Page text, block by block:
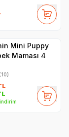
Mini Puppy
Maması 4
(10)